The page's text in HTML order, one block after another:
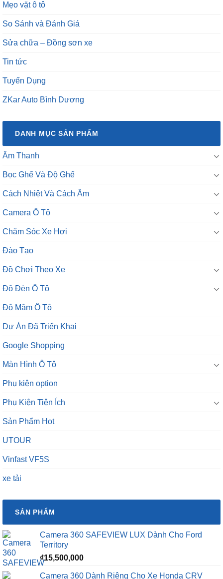
Mẹo vặt ô tô
So Sánh và Đánh Giá
Sửa chữa – Đồng sơn xe
Tin tức
Tuyển Dụng
ZKar Auto Bình Dương
DANH MỤC SẢN PHẨM
Âm Thanh
Bọc Ghế Và Độ Ghế
Cách Nhiệt Và Cách Âm
Camera Ô Tô
Chăm Sóc Xe Hơi
Đào Tạo
Đồ Chơi Theo Xe
Độ Đèn Ô Tô
Độ Mâm Ô Tô
Dự Án Đã Triển Khai
Google Shopping
Màn Hình Ô Tô
Phụ kiện option
Phụ Kiện Tiện Ích
Sản Phẩm Hot
UTOUR
Vinfast VF5S
xe tải
SẢN PHẨM
Camera 360 SAFEVIEW LUX Dành Cho Ford
Territory
₫15,500,000
Camera 360 Dành Riêng Cho Xe Honda CRV